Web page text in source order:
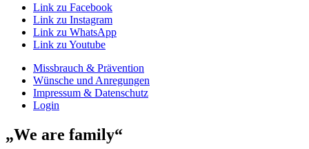
Link zu Facebook
Link zu Instagram
Link zu WhatsApp
Link zu Youtube
Missbrauch & Prävention
Wünsche und Anregungen
Impressum & Datenschutz
Login
„We are family“